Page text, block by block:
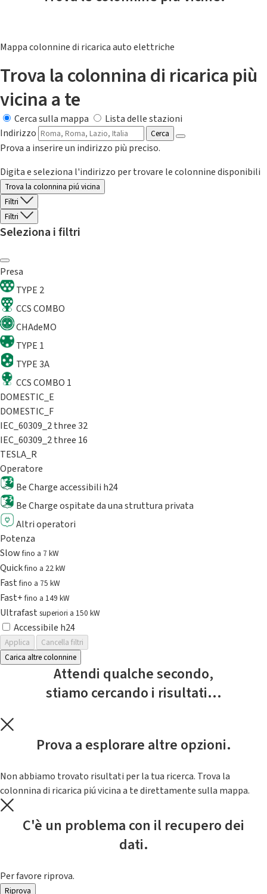
Mappa colonnine di ricarica auto elettriche
Trova la colonnina di ricarica più
vicina a te
Cerca sulla mappa
Lista delle stazioni
Indirizzo
Cerca
Prova a inserire un indirizzo più preciso.
Digita e seleziona l'indirizzo per trovare le colonnine disponibili
Trova la colonnina piú vicina
Filtri
Filtri
Seleziona i filtri
Presa
TYPE 2
CCS COMBO
CHAdeMO
TYPE 1
TYPE 3A
CCS COMBO 1
DOMESTIC_E
DOMESTIC_F
IEC_60309_2 three 32
IEC_60309_2 three 16
TESLA_R
Operatore
Be Charge accessibili h24
Be Charge ospitate da una struttura privata
Altri operatori
Potenza
Slowfino a 7 kW
Quickfino a 22 kW
Fastfino a 75 kW
Fast+fino a 149 kW
Ultrafast superiori a 150 kW
Accessibile h24
Applica
Cancella filtri
Carica altre colonnine
Attendi qualche secondo,
stiamo cercando i risultati...
Prova a esplorare altre opzioni.
Non abbiamo trovato risultati per la tua ricerca. Trova la
colonnina di ricarica piú vicina a te direttamente sulla mappa.
C'è un problema con il recupero dei
dati.
Per favore riprova.
Riprova